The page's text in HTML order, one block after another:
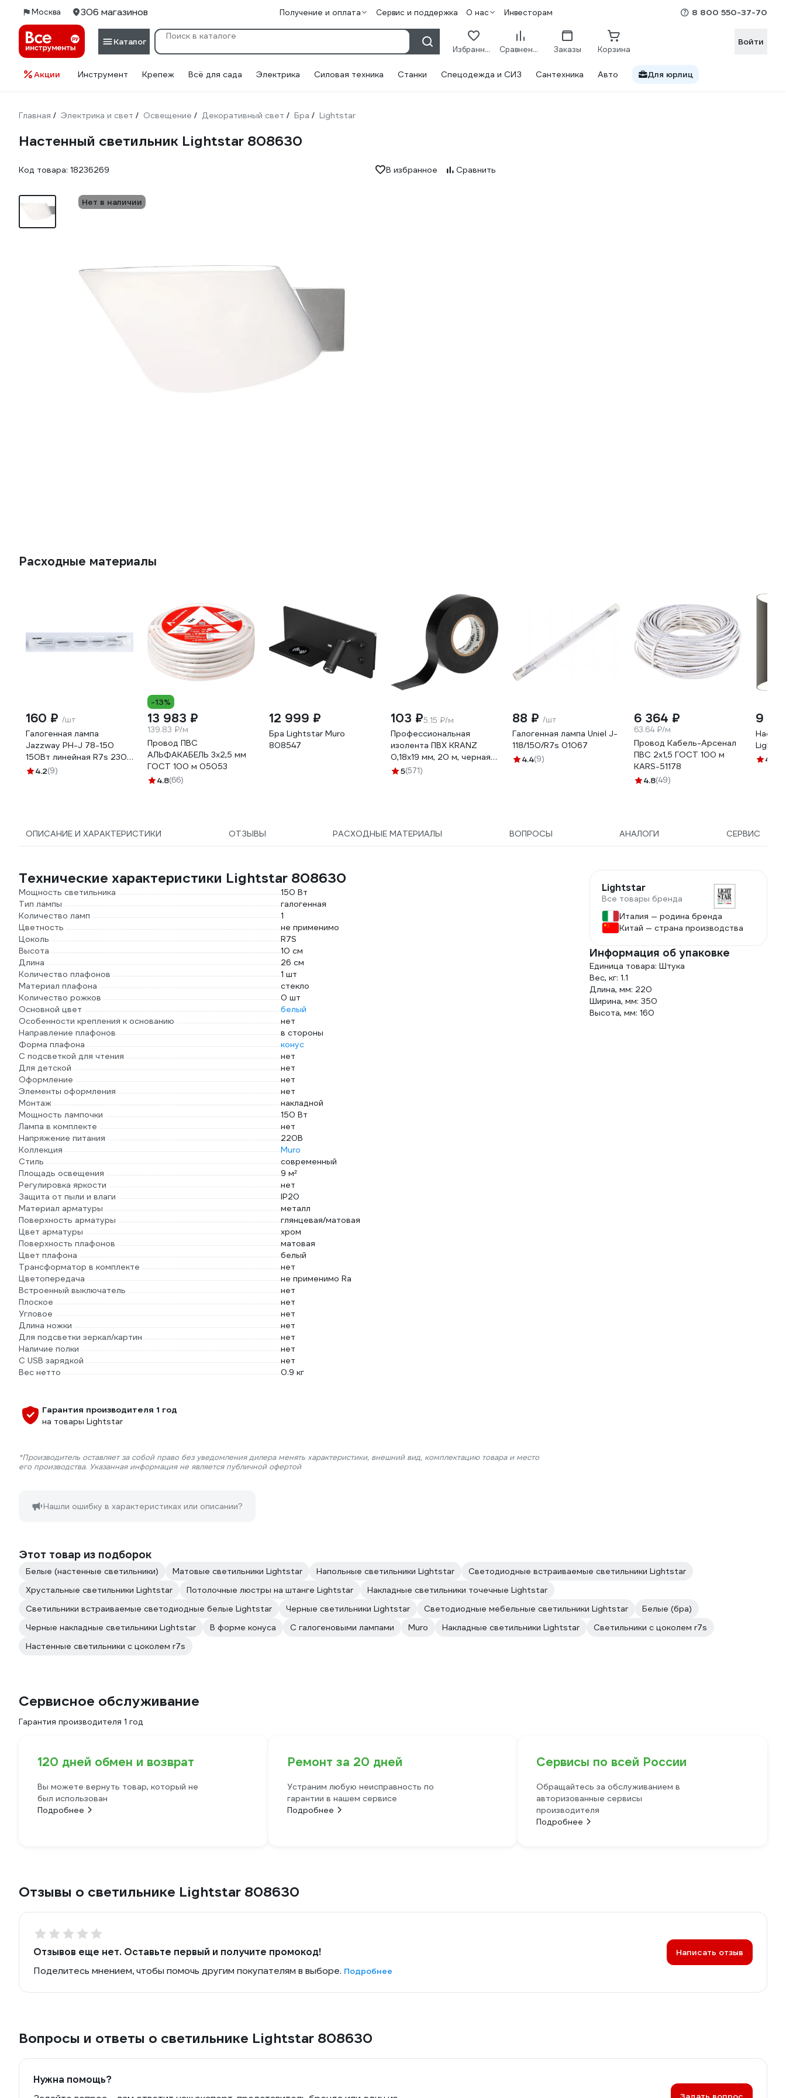
Москва 306 магазинов Получение и оплата Сервис и поддержка О нас Инвесторам 8 800 550-37-70
Каталог
Избранное Сравнение Заказы Корзина
Войти
Акции Инструмент Крепеж Всё для сада Электрика Силовая техника Станки Спецодежда и СИЗ Сантехника Авто Для юрлиц
Главная / Электрика и свет / Освещение / Декоративный свет / Бра / Lightstar
Настенный светильник Lightstar 808630
Код товара: 18236269 В избранное Сравнить
Нет в наличии
Расходные материалы
160 ₽ /шт
Галогенная лампа
Jazzway PH-J 78-150
150Вт линейная R7s 230В
1500ч 3322458
4.2(9)
-13%
13 983 ₽
139.83 ₽/м
Провод ПВС
АЛЬФАКАБЕЛЬ 3х2,5 мм
ГОСТ 100 м 05053
4.8(66)
12 999 ₽
Бра Lightstar Muro
808547
103 ₽5.15 ₽/м
Профессиональная
изолента ПВХ KRANZ
0,18х19 мм, 20 м, черная
KR-09-2806
5(571)
88 ₽ /шт
Галогенная лампа Uniel J-
118/150/R7s 01067
4.4(9)
6 364 ₽
63.64 ₽/м
Провод Кабель-Арсенал
ПВС 2х1,5 ГОСТ 100 м
KARS-51178
4.8(49)
9
4
ОПИСАНИЕ И ХАРАКТЕРИСТИКИ ОТЗЫВЫ РАСХОДНЫЕ МАТЕРИАЛЫ ВОПРОСЫ АНАЛОГИ СЕРВИС
Технические характеристики Lightstar 808630
Мощность светильника
150 Вт
Тип лампы
галогенная
Количество ламп
1
Цветность
не применимо
Цоколь
R7S
Высота
10 см
Длина
26 см
Количество плафонов
1 шт
Материал плафона
стекло
Количество рожков
0 шт
Основной цвет
белый
Особенности крепления к основанию
нет
Направление плафонов
в стороны
Форма плафона
конус
С подсветкой для чтения
нет
Для детской
нет
Оформление
нет
Элементы оформления
нет
Монтаж
накладной
Мощность лампочки
150 Вт
Лампа в комплекте
нет
Напряжение питания
220В
Коллекция
Muro
Стиль
современный
Площадь освещения
9 м²
Регулировка яркости
нет
Защита от пыли и влаги
IP20
Материал арматуры
металл
Поверхность арматуры
глянцевая/матовая
Цвет арматуры
хром
Поверхность плафонов
матовая
Цвет плафона
белый
Трансформатор в комплекте
нет
Цветопередача
не применимо Ra
Встроенный выключатель
нет
Плоское
нет
Угловое
нет
Длина ножки
нет
Для подсветки зеркал/картин
нет
Наличие полки
нет
С USB зарядкой
нет
Вес нетто
0.9 кг
Гарантия производителя 1 год
на товары Lightstar
*Производитель оставляет за собой право без уведомления дилера менять характеристики, внешний вид, комплектацию товара и место
его производства. Указанная информация не является публичной офертой
Нашли ошибку в характеристиках или описании?
Lightstar
Все товары бренда
Италия — родина бренда
Китай — страна производства
Информация об упаковке
Единица товара: Штука
Вес, кг: 1.1
Длина, мм: 220
Ширина, мм: 350
Высота, мм: 160
Этот товар из подборок
Белые (настенные светильники) Матовые светильники Lightstar Напольные светильники Lightstar
Светодиодные встраиваемые светильники Lightstar
Хрустальные светильники Lightstar
Потолочные люстры на штанге Lightstar
Накладные светильники точечные Lightstar
Светильники встраиваемые светодиодные белые Lightstar
Черные светильники Lightstar Светодиодные мебельные светильники Lightstar
Белые (бра)
Черные накладные светильники Lightstar
В форме конуса С галогеновыми лампами Muro Накладные светильники Lightstar
Светильники с цоколем r7s
Настенные светильники с цоколем r7s
Сервисное обслуживание
Гарантия производителя 1 год
120 дней обмен и возврат
Вы можете вернуть товар, который не
был использован
Подробнее
Ремонт за 20 дней
Устраним любую неисправность по
гарантии в нашем сервисе
Подробнее
Сервисы по всей России
Обращайтесь за обслуживанием в
авторизованные сервисы
производителя
Подробнее
Отзывы о светильнике Lightstar 808630
Отзывов еще нет. Оставьте первый и получите промокод!
Поделитесь мнением, чтобы помочь другим покупателям в выборе. Подробнее
Написать отзыв
Вопросы и ответы о светильнике Lightstar 808630
Нужна помощь?